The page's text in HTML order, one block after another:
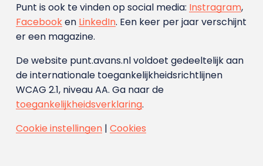
Punt is ook te vinden op social media: Instragram,
Facebooken LinkedIn. Een keer per jaar verschijnt
er een magazine.
De website punt.avans.nl voldoet gedeeltelijk aan
de internationale toegankelijkheidsrichtlijnen
WCAG 2.1, niveau AA. Ga naar de
toegankelijkheidsverklaring.
Cookie instellingen| Cookies